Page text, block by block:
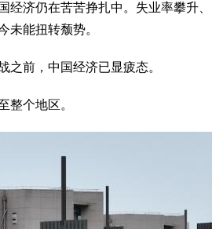
经济仍在苦苦挣扎中。失业率攀升
未能扭转颓势。
之前，中国经济已显疲态。
整个地区。